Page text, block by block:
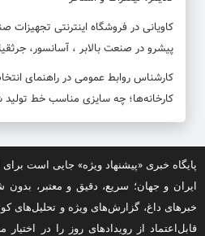
کاویانیدر فروشگاه اینترنتی تجهیزات
پیشرو در صنعت بالابر ، آسانسور،
کارشناس روابط عمومیدر راهنمای
کارخانه‌ها؛ چه سایزی مناسب خط
پایگاه خبری «پیشنهاد ویژه» جایی است برای
ایران و جهان؛ سریع، دقیق و معتبر، بدون
خبرهای داغ، گزارش‌های ویژه و تحلیل‌های
قابل‌اعتماد از رویدادهای روز را در